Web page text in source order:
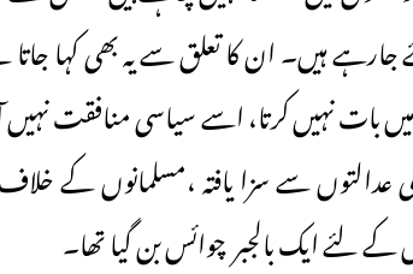
ہیں۔ ان کا تعلق سے یہ بھی کہا
میں بات نہیں کرتا، اسے سیاسی منافقت
عدالتوں سے سزا یافتہ ،مسلمانوں کے
کے لئے ایک بالجبر چوائس بن گیا تھا۔